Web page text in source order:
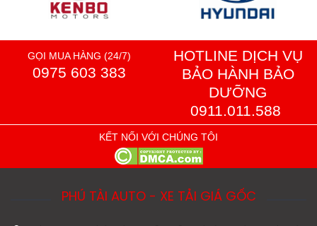
GỌI MUA HÀNG (24/7)
0975 603 383
HOTLINE DỊCH VỤ
BẢO HÀNH BẢO
DƯỠNG
0911.011.588
KẾT NỐI VỚI CHÚNG TÔI
PHÚ TÀI AUTO - XE TẢI GIÁ GỐC